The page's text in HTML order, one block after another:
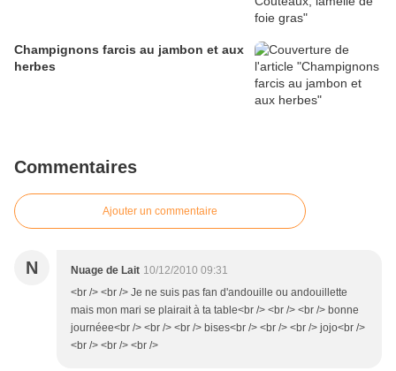
Champignons farcis au jambon et aux
herbes
Commentaires
Ajouter un commentaire
N Nuage de Lait 10/12/2010 09:31
<br /> <br /> Je ne suis pas fan d'andouille ou andouillette
mais mon mari se plairait à ta table<br /> <br /> <br /> bonne
journéee<br /> <br /> <br /> bises<br /> <br /> <br /> jojo<br />
<br /> <br /> <br />